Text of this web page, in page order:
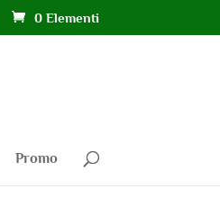
0 Elementi
Promo